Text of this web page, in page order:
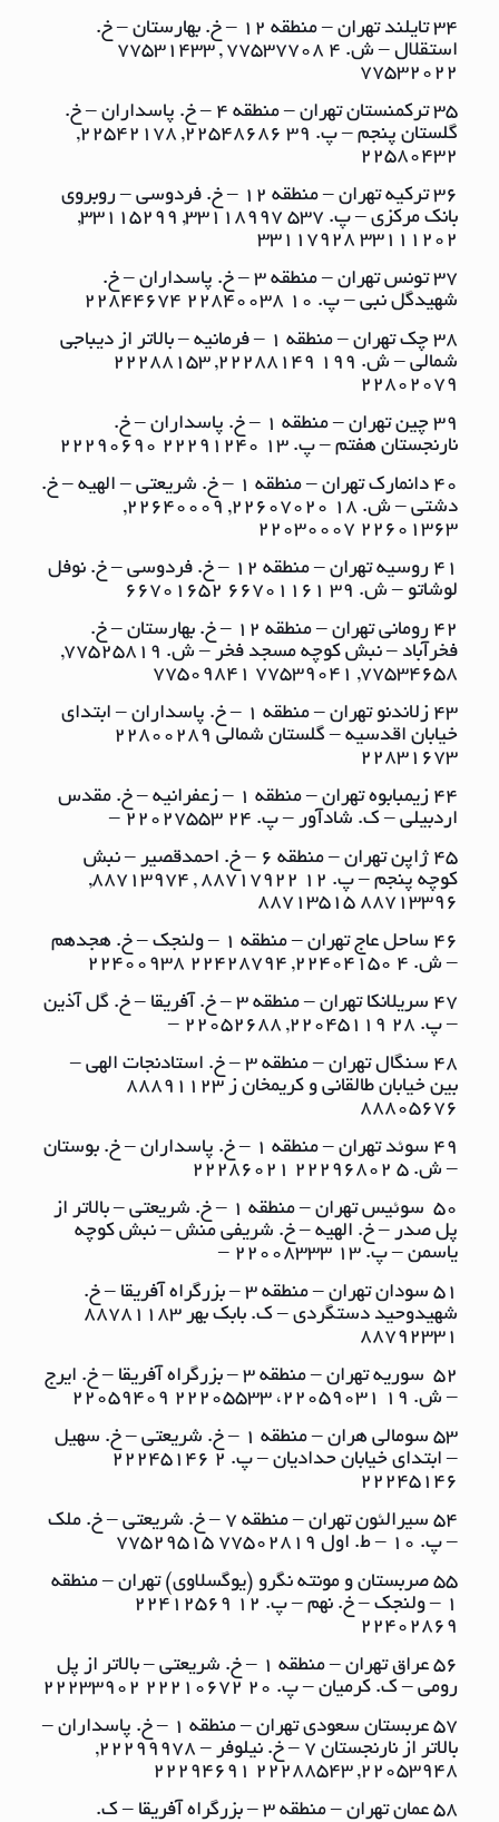
34 تایلند تهران – منطقه ١٢ – خ. بهارستان – خ.
استقلال – ش. ٤ ٧٧٥٣٧٧٠٨ , ٧٧٥٣١٤٣٣
٧٧٥٣٢٠٢٢
35 ترکمنستان تهران – منطقه ٤ – خ. پاسداران – خ.
گلستان پنجم – پ. ٣٩ ٢٢٥٤٨٦٨٦, ٢٢٥٤٢١٧٨,
٢٢٥٨٠٤٣٢
36 ترکیه تهران – منطقه ١٢ – خ. فردوسی – روبروی
بانک مرکزی – پ. ٥٣٧ ٣٣١١٨٩٩٧, ٣٣١١٥٢٩٩,
٣٣١١١٢٠٢ ٣٣١١٧٩٢٨
37 تونس تهران – منطقه ٣ – خ. پاسداران – خ.
شهیدگل نبی – پ. ١٠ ٢٢٨٤٠٠٣٨ ٢٢٨٤٤٦٧٤
38 چک تهران – منطقه ١ – فرمانیه – بالاتر از دیباجی
شمالی – ش. ١٩٩ ٢٢٢٨٨١٤٩, ٢٢٢٨٨١٥٣
٢٢٨٠٢٠٧٩
39 چین تهران – منطقه ١ – خ. پاسداران – خ.
نارنجستان هفتم – پ. ١٣ ٢٢٢٩١٢٤٠ ٢٢٢٩٠٦٩٠
40 دانمارک تهران – منطقه ١ – خ. شریعتی – الهیه – خ.
دشتی – ش. ١٨ ٢٢٦٠٧٠٢٠, ٢٢٦٤٠٠٠٩,
٢٢٦٠١٣٦٣ ٢٢٠٣٠٠٠٧
41 روسیه تهران – منطقه ١٢ – خ. فردوسی – خ. نوفل
لوشاتو – ش. ٣٩ ٦٦٧٠١١٦١ ٦٦٧٠١٦٥٢
42 رومانی تهران – منطقه ١٢ – خ. بهارستان – خ.
فخرآباد – نبش کوچه مسجد فخر – ش. ٧٧٥٢٥٨١٩,
٧٧٥٣٤٦٥٨, ٧٧٥٣٩٠٤١ ٧٧٥٠٩٨٤١
43 زلاندنو تهران – منطقه ١ – خ. پاسداران – ابتدای
خیابان اقدسیه – گلستان شمالی ٢٢٨٠٠٢٨٩
٢٢٨٣١٦٧٣
44 زیمبابوه تهران – منطقه ١ – زعفرانیه – خ. مقدس
اردبیلی – ک. شادآور – پ. ٢٤ ٢٢٠٢٧٥٥٣ –
45 ژاپن تهران – منطقه ٦ – خ. احمدقصیر – نبش
کوچه پنجم – پ. ١٢ ٨٨٧١٧٩٢٢ , ٨٨٧١٣٩٧٤,
٨٨٧١٣٣٩٦ ٨٨٧١٣٥١٥
46 ساحل عاج تهران – منطقه ١ – ولنجک – خ. هجدهم
– ش. ٤ ٢٢٤٠٤١٥٠, ٢٢٤٢٨٧٩٤ ٢٢٤٠٠٩٣٨
47 سریلانکا تهران – منطقه ٣ – خ. آفریقا – خ. گل آذین
– پ. ٢٨ ٢٢٠٤٥١١٩, ٢٢٠٥٢٦٨٨ –
48 سنگال تهران – منطقه ٣ – خ. استادنجات الهی –
بین خیابان طالقانی و کریمخان ز ٨٨٨٩١١٢٣
٨٨٨٠٥٦٧٦
49 سوئد تهران – منطقه ١ – خ. پاسداران – خ. بوستان
– ش. ٥ ٢٢٢٩٦٨٠٢ ٢٢٢٨٦٠٢١
50 سوئیس تهران – منطقه ١ – خ. شریعتی – بالاتر از
پل صدر – خ. الهیه – خ. شریفی منش – نبش کوچه
یاسمن – پ. ١٣ ٢٢٠٠٨٣٣٣ –
51 سودان تهران – منطقه ٣ – بزرگراه آفریقا – خ.
شهیدوحید دستگردی – ک. بابک بهر ٨٨٧٨١١٨٣
٨٨٧٩٢٣٣١
52 سوریه تهران – منطقه ٣ – بزرگراه آفریقا – خ. ایرج
– ش. ١٩ ٢٢٠٥٩٠٣١، ٢٢٢٠٥٥٣٣ ٢٢٠٥٩٤٠٩
53 سومالی هران – منطقه ١ – خ. شریعتی – خ. سهیل
– ابتدای خیابان حدادیان – پ. ٢ ٢٢٢٤٥١٤٦
٢٢٢٤٥١٤٦
54 سیرالئون تهران – منطقه ٧ – خ. شریعتی – خ. ملک
– پ. ١٠ – ط. اول ٧٧٥٠٢٨١٩ ٧٧٥٢٩٥١٥
55 صربستان و مونته نگرو (یوگسلاوی) تهران – منطقه
١ – ولنجک – خ. نهم – پ. ١٢ ٢٢٤١٢٥٦٩
٢٢٤٠٢٨٦٩
56 عراق تهران – منطقه ١ – خ. شریعتی – بالاتر از پل
رومی – ک. کرمیان – پ. ٢٠ ٢٢٢١٠٦٧٢ ٢٢٢٣٣٩٠٢
57 عربستان سعودی تهران – منطقه ١ – خ. پاسداران –
بالاتر از نارنجستان ٧ – خ. نیلوفر – ٢٢٢٩٩٩٧٨,
٢٢٠٥٣٩٤٨, ٢٢٢٨٨٥٤٣ ٢٢٢٩٤٦٩١
58 عمان تهران – منطقه ٣ – بزرگراه آفریقا – ک.